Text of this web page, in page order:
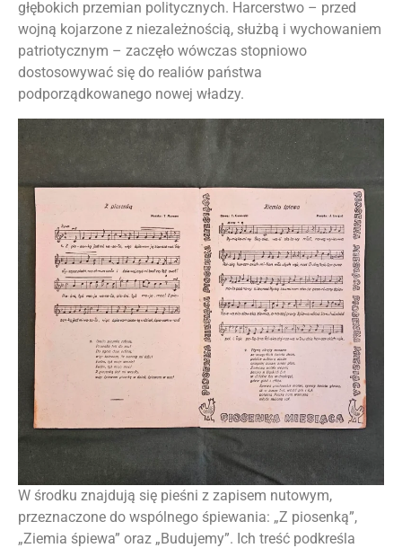
głębokich przemian politycznych. Harcerstwo – przed
wojną kojarzone z niezależnością, służbą i wychowaniem
patriotycznym – zaczęło wówczas stopniowo
dostosowywać się do realiów państwa
podporządkowanego nowej władzy.
W środku znajdują się pieśni z zapisem nutowym,
przeznaczone do wspólnego śpiewania: „Z piosenką”,
„Ziemia śpiewa” oraz „Budujemy”. Ich treść podkreśla